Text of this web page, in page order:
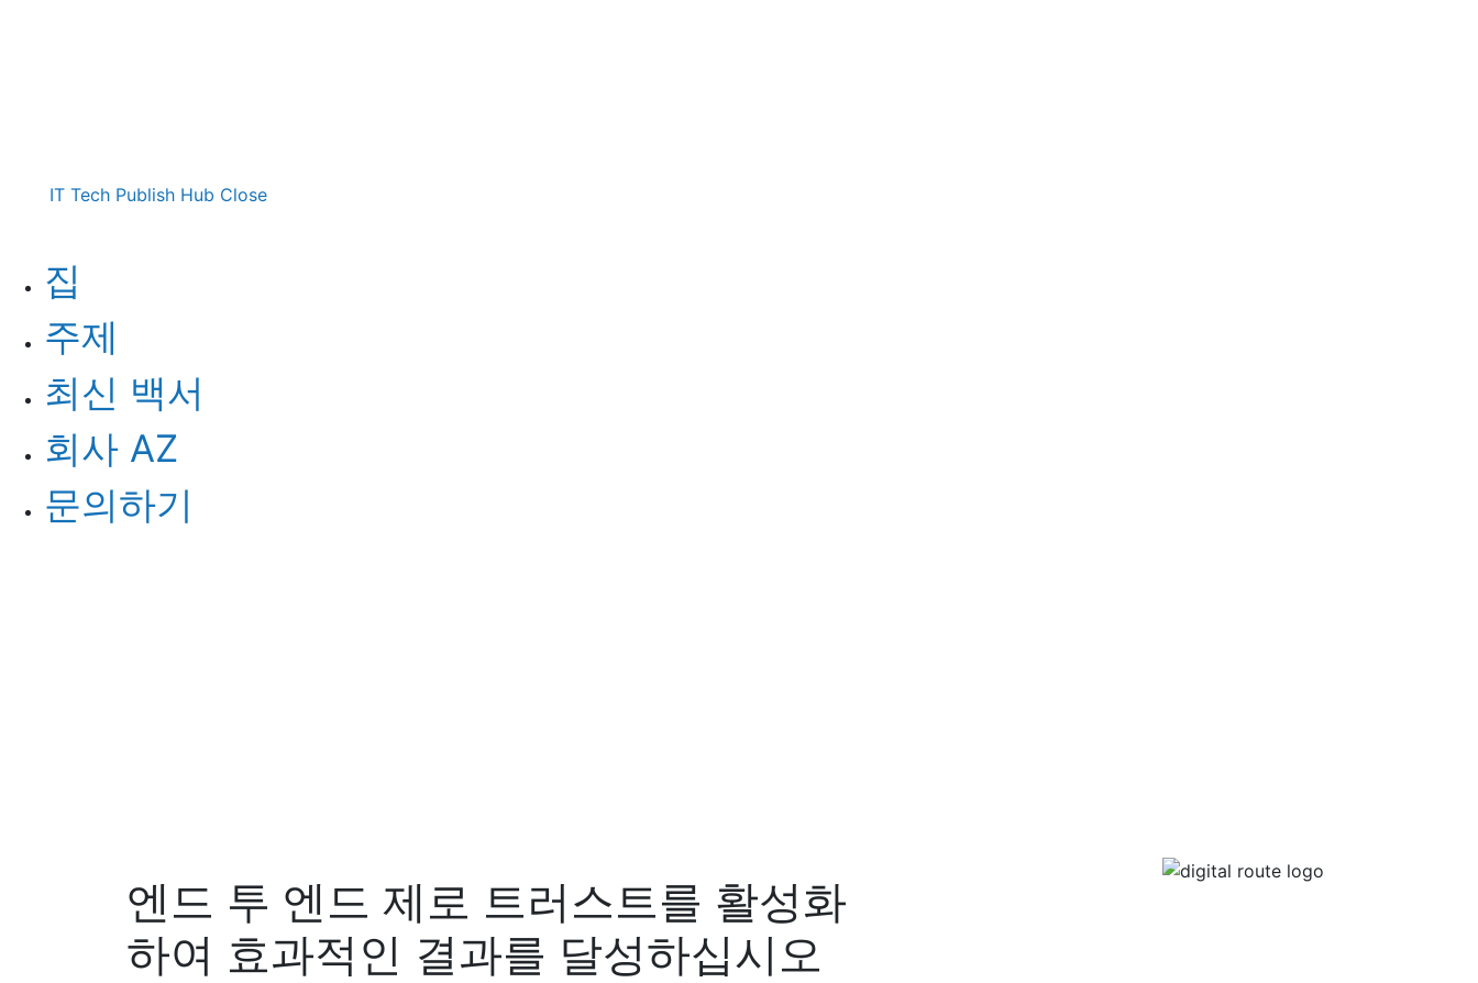
IT Tech Publish Hub Close
집
주제
최신 백서
회사 AZ
문의하기
엔드 투 엔드 제로 트러스트를 활성화
하여 효과적인 결과를 달성하십시오